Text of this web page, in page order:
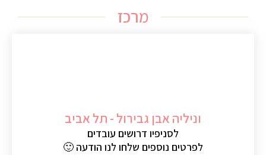
מרכז
וניליה אבן גבירול - תל אביב
לסניפיו דרושים עובדים
לפרטים נוספים שלחו לנו הודעה 🙂